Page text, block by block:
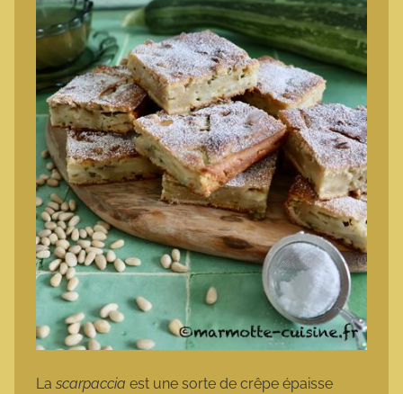
La scarpaccia est une sorte de crêpe épaisse